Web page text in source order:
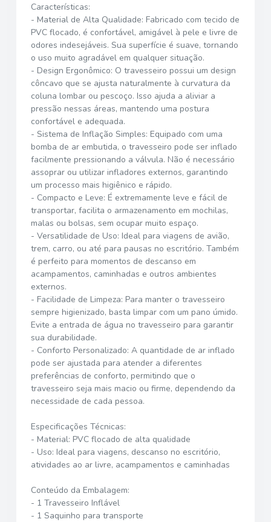
Características:
- Material de Alta Qualidade: Fabricado com tecido de
PVC flocado, é confortável, amigável à pele e livre de
odores indesejáveis. Sua superfície é suave, tornando
o uso muito agradável em qualquer situação.
- Design Ergonômico: O travesseiro possui um design
côncavo que se ajusta naturalmente à curvatura da
coluna lombar ou pescoço. Isso ajuda a aliviar a
pressão nessas áreas, mantendo uma postura
confortável e adequada.
- Sistema de Inflação Simples: Equipado com uma
bomba de ar embutida, o travesseiro pode ser inflado
facilmente pressionando a válvula. Não é necessário
assoprar ou utilizar infladores externos, garantindo
um processo mais higiênico e rápido.
- Compacto e Leve: É extremamente leve e fácil de
transportar, facilita o armazenamento em mochilas,
malas ou bolsas, sem ocupar muito espaço.
- Versatilidade de Uso: Ideal para viagens de avião,
trem, carro, ou até para pausas no escritório. Também
é perfeito para momentos de descanso em
acampamentos, caminhadas e outros ambientes
externos.
- Facilidade de Limpeza: Para manter o travesseiro
sempre higienizado, basta limpar com um pano úmido.
Evite a entrada de água no travesseiro para garantir
sua durabilidade.
- Conforto Personalizado: A quantidade de ar inflado
pode ser ajustada para atender a diferentes
preferências de conforto, permitindo que o
travesseiro seja mais macio ou firme, dependendo da
necessidade de cada pessoa.
Especificações Técnicas:
- Material: PVC flocado de alta qualidade
- Uso: Ideal para viagens, descanso no escritório,
atividades ao ar livre, acampamentos e caminhadas
Conteúdo da Embalagem:
- 1 Travesseiro Inflável
- 1 Saquinho para transporte